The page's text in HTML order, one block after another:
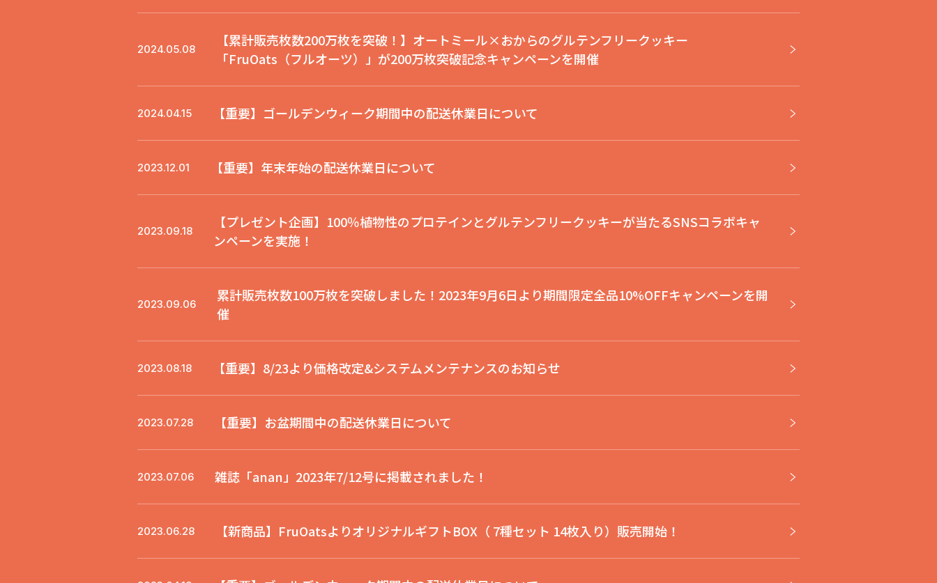
2024.05.08
【累計販売枚数200万枚を突破！】オートミール×おからのグルテンフリークッキー
「FruOats（フルオーツ）」が200万枚突破記念キャンペーンを開催
2024.04.15 【重要】ゴールデンウィーク期間中の配送休業日について
2023.12.01 【重要】年末年始の配送休業日について
2023.09.18
【プレゼント企画】100％植物性のプロテインとグルテンフリークッキーが当たるSNSコラボキャ
ンペーンを実施！
2023.09.06
累計販売枚数100万枚を突破しました！2023年9月6日より期間限定全品10%OFFキャンペーンを開
催
2023.08.18 【重要】8/23より価格改定&システムメンテナンスのお知らせ
2023.07.28 【重要】お盆期間中の配送休業日について
2023.07.06 雑誌「anan」2023年7/12号に掲載されました！
2023.06.28 【新商品】FruOatsよりオリジナルギフトBOX（ 7種セット 14枚入り）販売開始！